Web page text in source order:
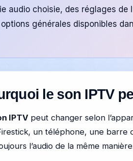
audio choisie, des réglages de
générales disponibles
le son IPTV
IPTV peut changer selon
un téléphone, une barre
l’audio de la même